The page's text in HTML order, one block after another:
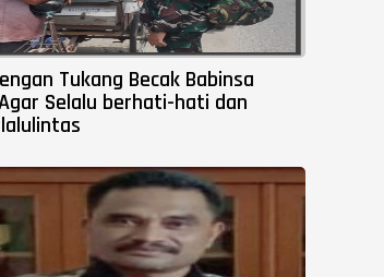
Tukang Becak Babinsa
Selalu berhati-hati dan